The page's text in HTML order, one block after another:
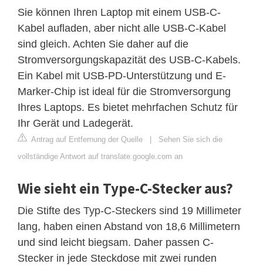
Sie können Ihren Laptop mit einem USB-C-
Kabel aufladen, aber nicht alle USB-C-Kabel
sind gleich. Achten Sie daher auf die
Stromversorgungskapazität des USB-C-Kabels.
Ein Kabel mit USB-PD-Unterstützung und E-
Marker-Chip ist ideal für die Stromversorgung
Ihres Laptops. Es bietet mehrfachen Schutz für
Ihr Gerät und Ladegerät.
Antrag auf Entfernung der Quelle | Sehen Sie sich die
vollständige Antwort auf translate.google.com an
Wie sieht ein Type-C-Stecker aus?
Die Stifte des Typ-C-Steckers sind 19 Millimeter
lang, haben einen Abstand von 18,6 Millimetern
und sind leicht biegsam. Daher passen C-
Stecker in jede Steckdose mit zwei runden